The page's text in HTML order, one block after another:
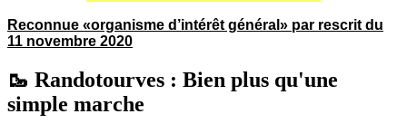
Reconnue «organisme d’intérêt général» par rescrit du
11 novembre 2020
🥾 Randotourves : Bien plus qu'une
simple marche